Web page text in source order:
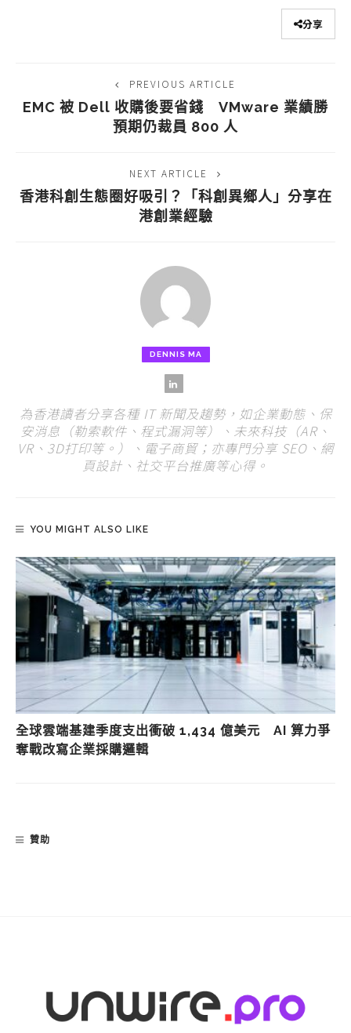
分享
PREVIOUS ARTICLE
EMC 被 Dell 收購後要省錢 VMware 業績勝
預期仍裁員 800 人
NEXT ARTICLE
香港科創生態圈好吸引？「科創異鄉人」分享在
港創業經驗
DENNIS MA
為香港讀者分享各種 IT 新聞及趨勢，如企業動態、保
安消息（勒索軟件、程式漏洞等）、未來科技（AR、
VR、3D打印等。）、電子商貿；亦專門分享 SEO、網
頁設計、社交平台推廣等心得。
YOU MIGHT ALSO LIKE
全球雲端基建季度支出衝破 1,434 億美元 AI 算力爭
奪戰改寫企業採購邏輯
贊助